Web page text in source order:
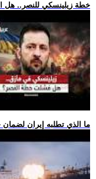
.. خطة زيلينسكي للنصر.. هل
.. ما الذي تطلبه إيران